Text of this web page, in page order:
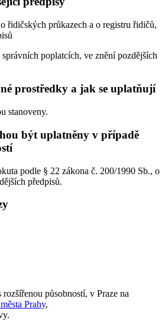
řidičských průkazech a o registru řidičů,
poplatcích, ve znění pozdějších
prostředky a jak se uplatňují
stanoveny.
být uplatněny v případě
podle § 22 zákona č. 200/1990 Sb., o
předpisů.
působností, v Praze na
Prahy,